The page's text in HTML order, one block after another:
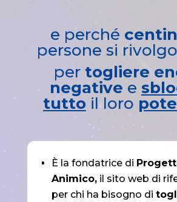
e perché
persone si
per togliere
negative e
tutto il loro
È la fondatrice di
Animico,il sito web di
per chi ha bisogno di